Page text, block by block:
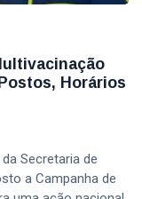
Horários
Secretaria de
a Campanha de